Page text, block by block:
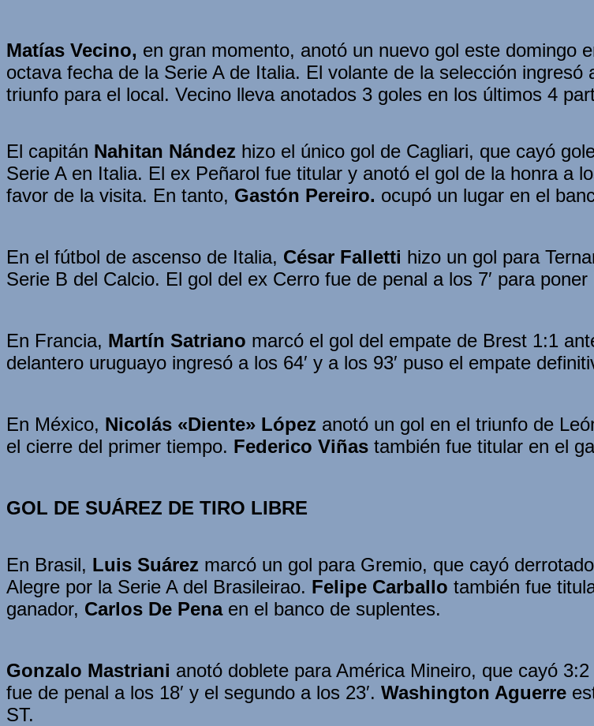
Matías Vecino, en gran momento, anotó un nuevo gol este
octava fecha de la Serie A de Italia. El volante de la selección ingresó
triunfo para el local. Vecino lleva anotados 3 goles en los últimos 4
El capitán Nahitan Nández hizo el único gol de Cagliari, que cayó
Serie A en Italia. El ex Peñarol fue titular y anotó el gol de la honra a
favor de la visita. En tanto, Gastón Pereiro. ocupó un lugar en el
En el fútbol de ascenso de Italia, César Falletti hizo un gol para
Serie B del Calcio. El gol del ex Cerro fue de penal a los 7′ para
En Francia, Martín Satriano marcó el gol del empate de Brest 1:1
delantero uruguayo ingresó a los 64′ y a los 93′ puso el empate
En México, Nicolás «Diente» López anotó un gol en el triunfo de
el cierre del primer tiempo. Federico Viñas también fue titular en el
GOL DE SUÁREZ DE TIRO LIBRE
En Brasil, Luis Suárez marcó un gol para Gremio, que cayó
Alegre por la Serie A del Brasileirao. Felipe Carballo también fue
ganador, Carlos De Penaen el banco de suplentes.
Gonzalo Mastriani anotó doblete para América Mineiro, que cayó
fue de penal a los 18′ y el segundo a los 23′. Washington Aguerre
ST.